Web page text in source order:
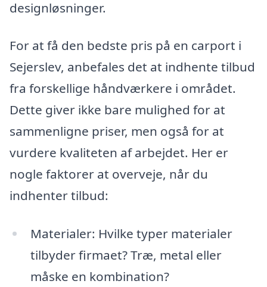
designløsninger.
For at få den bedste pris på en carport i
Sejerslev, anbefales det at indhente tilbud
fra forskellige håndværkere i området.
Dette giver ikke bare mulighed for at
sammenligne priser, men også for at
vurdere kvaliteten af arbejdet. Her er
nogle faktorer at overveje, når du
indhenter tilbud:
Materialer: Hvilke typer materialer
tilbyder firmaet? Træ, metal eller
måske en kombination?